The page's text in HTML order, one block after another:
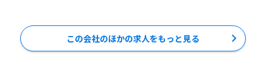
この会社のほかの求人をもっと見る